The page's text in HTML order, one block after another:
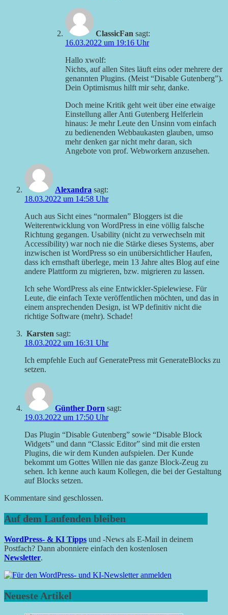
ClassicFan sagt:
16.03.2022 um 19:16 Uhr
Hallo xwolf:
Nichts, auf allen Sites läuft eins oder mehrere der
genannten Plugins. (Meist “Disable Gutenberg”).
Dein Optimismus hilft mir sehr, danke.
Doch meine Kritik geht weit über eine etwaige
Einstellung aller Anti Gutenberg Helferlein
hinaus: Je mehr Leute den Unsinn vom einfach
zu bedienenden Webbaukasten glauben, umso
mehr denken gar nicht mehr daran, sich
Angebote von prof. Webworkern anzusehen.
Alexandra sagt:
18.03.2022 um 14:58 Uhr
Auch aus Sicht eines “normalen” Bloggers ist die
Weiterentwicklung von WordPress in eine völlig falsche
Richtung gegangen. Usability (nicht zu verwechseln mit
Accessibility) war noch nie die Stärke dieses Systems, aber
inzwischen ist WordPress so ein unübersichtlicher Haufen,
dass ich ernsthaft überlege, mein 13 Jahre altes Blog auf eine
andere Plattform zu migrieren, bzw. migrieren zu lassen.
Ich sehe WordPress als eine Entwickler-Spielewiese. Für
Leute, die einfach Texte veröffentlichen möchten, und das in
einem ansprechenden Design, ist WP definitiv nicht die
richtige Software (mehr). Schade!
Karsten sagt:
18.03.2022 um 16:31 Uhr
Ich empfehle Euch auf GeneratePress mit GenerateBlocks zu
setzen.
Günther Dorn sagt:
19.03.2022 um 17:50 Uhr
Das Plugin “Disable Gutenberg” sowie “Disable Block
Widgets” und dann “Classic Editor” sind mit die ersten
Plugins, die wir dem Kunden aufspielen. Der Kunde
bekommt um Gottes Willen nie das ganze Block-Zeug zu
sehen. Ich kenne auch kaum Kollegen, die bei der Gestaltung
auf Blocks setzen.
Kommentare sind geschlossen.
Auf dem Laufenden bleiben
WordPress- & KI Tipps und -News als E-Mail in deinem
Postfach? Dann abonniere einfach den kostenlosen
Newsletter.
Neueste Artikel